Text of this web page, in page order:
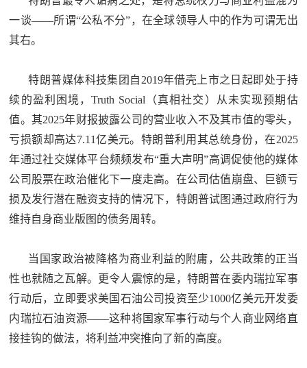
一谈——所谓“公私不分”，在全球领导人中的作为可谓无出
其右。
特朗普媒体科技集团自2019年借壳上市之日起即处于持
续的盈利困境，Truth Social（真相社交）从未实现预期估
值。其2025年财报披露公司的营业收入不及其市值的零头，
亏损额却高达7.11亿美元。特朗普利用其总统身份，在2025
年通过社交媒体平台频频发布“重大声明”高调促使他的媒体
公司股票在政治催化下一度走高。在公司估值崩盘、巨额亏
损及发行潜在融资支持的情况下，特朗普试图通过政府行为
维持自身商业版图的债务周转。
当国家政治被降格为商业利益的附庸，公共政策的正当
性也就随之瓦解。更令人震惊的是，特朗普在委内瑞拉军事
行动后，立即要求美国石油公司投资至少1000亿美元开发委
内瑞拉石油资源——这种将国家军事行动与个人商业网络直
接挂钩的做法，将利益冲突推向了新的高度。